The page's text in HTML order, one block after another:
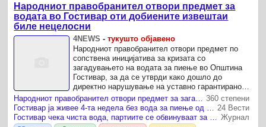
Народниот правобранител отвори предмет за
водата во Гостивар оти добиените извештаи
биле нецелосни
4NEWS -тукушто објавено
Народниот правобранител отвори предмет по
сопствена иницијатива за кризата со
загадувањето на водата за пиење во Општина
Гостивар, за да се утврди како дошло до
директно нарушување на уставно гарантираното
право на граѓаните за чиста и безбедна вода,
објави ТВ Сител.
360 степени
24 Вести
Журнал